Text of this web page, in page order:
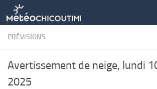
Skip to content
PRÉVISIONS
Avertissement de neige, lundi
2025